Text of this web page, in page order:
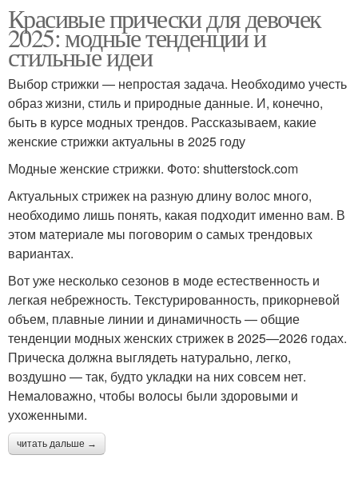
Красивые прически для девочек
2025: модные тенденции и
стильные идеи
Выбор стрижки — непростая задача. Необходимо учесть
образ жизни, стиль и природные данные. И, конечно,
быть в курсе модных трендов. Рассказываем, какие
женские стрижки актуальны в 2025 году
Модные женские стрижки. Фото: shutterstock.com
Актуальных стрижек на разную длину волос много,
необходимо лишь понять, какая подходит именно вам. В
этом материале мы поговорим о самых трендовых
вариантах.
Вот уже несколько сезонов в моде естественность и
легкая небрежность. Текстурированность, прикорневой
объем, плавные линии и динамичность — общие
тенденции модных женских стрижек в 2025—2026 годах.
Прическа должна выглядеть натурально, легко,
воздушно — так, будто укладки на них совсем нет.
Немаловажно, чтобы волосы были здоровыми и
ухоженными.
читать дальше →